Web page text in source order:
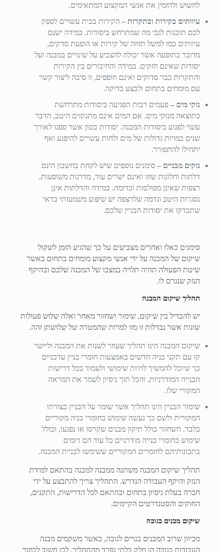
לחשוש ולהזמין את אנשי המקצוע המתאימים.
עיוותים בקירות ובתקרות –הקירות בבית עשויים לספק
לכם תובנות לגבי מה שמתרחש ביסודות. במידה ישנם
עיוותים כמו למשל תזוזה של קירות או הופעת סדקים,
מדובר בתופעה אשר יכולה להצביע על שינויים במבנה ועל
יסודות שאינם חזקים. במידה והחיבורים בין הקירות
והתקרות כבר סדוקים ואינם חופפים, זו סיבה ליצור קשר
עם מומחים בתחום ולבצע בדיקה.
נזקי מים –פעמים רבות הפגיעה ביסודות מתרחשת
כתוצאה מנזקי מים. אם המים אינם מתנקזים היטב, הדבר
עשוי לפגוע ביסודות המבנה. יסודות בטון אשר ספגו לאורך
שנים כמויות גדולות של מים ולחות עשויים להיפגע ואף
יתחילו להתפורר.
נזקים מבניים –סימנים נוספים שיש לקחת בחשבון הינם
דלתות וחלונות שזזו ואינם ישרים עוד, מדרגות משופעות,
רצפות שאינן מפולסות וכדומה. במידה והדלתות אינן
נסגרות היטב ונדמה שלרצפה יש שיפוע משמעותי כדאי
שתבדקו את יסודות הבניין שלכם.
סימנים כאלו ואחרים מצביעים על כך שהגיע הזמן לשקול
שיקום של המבנה על ידי אנשי מקצוע מומחים בתחום כאשר
שיטת הפעולה תהיה תלויה במצבו של המבנה שלכם ובהיקף
הנזק שנגרם לו.
תהליך שיקום המבנה
יש להבדיל בין שיקום, שימור ושחזור מאחר ואלה שלוש פעולות
שונות אשר נבדלות זו מזו למרות שהמטרה של שלושתן זהה.
שיקום המבנה הינו תהליך שעוזר לשנות את המבנה וליישר
קו עם תקני בניה חדשים באמצעות חומרי בניין עדכניים
כך שיוכל להמשיך להיות שימושי ולעמוד בכל דרישות
הבנייה המודרניות, והכל תוך ניסיון לשמר את המראה
המקורי שלו.
שימור הבניין הינו תהליך אשר שומר על הבניין בצורתו
המקורית ולשם כך נעשה שימוש בחומרי בניה מקוריים
בלבד. השחזור כולל תיקון מבנים שקרסו או נפגעו, וכולל
שימוש בחומרי בנייה מודרניים כל עוד הם דומים
בתכונותיהם לחומרים המקוריים ששימשו לבניית המבנה.
תהליך שיקום המבנה משתנה ממבנה למבנה בהתאם למידת
הנזק והיקף העבודה הנדרש. התהליך צריך להתבצע על ידי
חברה בעלת ניסיון בתחום ובהתאם לכל הדרישות, התקנים,
החוקים והסטנדרטים הקיימים.
שיקום מבנים בגובה
מכיוון שרוב המבנים בנויים לגובה, כאשר משקמים מבנה
העבודות בגובה הן חלק בלתי נפרד מהתהליך. לכן חשוב לבחור